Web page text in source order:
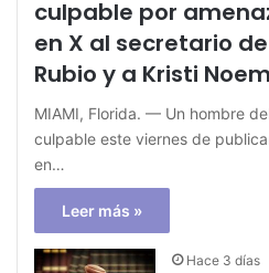
culpable por
en X al secretario
Rubio y a Kristi Noem
MIAMI, Florida. — Un hombre
culpable este viernes de
en…
Leer más »
Hace 3 días